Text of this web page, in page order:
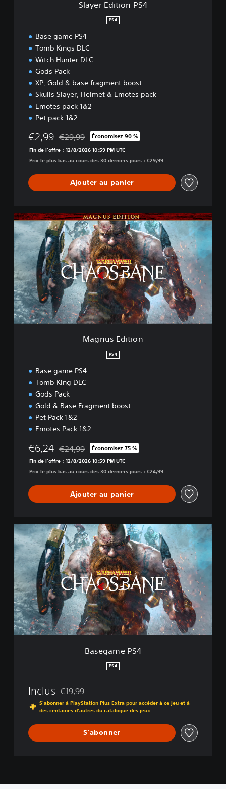
Slayer Edition PS4
PS4
Base game PS4
Tomb Kings DLC
Witch Hunter DLC
Gods Pack
XP, Gold & base fragment boost
Skulls Slayer, Helmet & Emotes pack
Emotes pack 1&2
Pet pack 1&2
€2,99 Remise par rapport au prix d'origine de €29,99
€29,99 Économisez 90 %
Fin de l'offre : 12/8/2026 10:59 PM UTC
Prix le plus bas au cours des 30 derniers jours : €29,99
Ajouter au panier
M
a
g
n
s
E
d
i
t
i
o
Magnus Edition
PS4
Base game PS4
Tomb King DLC
Gods Pack
Gold & Base Fragment boost
Pet Pack 1&2
Emotes Pack 1&2
€6,24 Remise par rapport au prix d'origine de €24,99
€24,99 Économisez 75 %
Fin de l'offre : 12/8/2026 10:59 PM UTC
Prix le plus bas au cours des 30 derniers jours : €24,99
Ajouter au panier
B
a
s
e
m
e
P
S
4
Basegame PS4
PS4
Inclus Remise par rapport au prix d'origine de €19,99
€19,99
S'abonner à PlayStation Plus Extra pour accéder à ce jeu et à
des centaines d'autres du catalogue des jeux
S'abonner